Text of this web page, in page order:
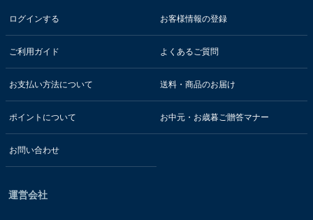
ログインする お客様情報の登録
ご利用ガイド よくあるご質問
お支払い方法について 送料・商品のお届け
ポイントについて お中元・お歳暮ご贈答マナー
お問い合わせ
運営会社